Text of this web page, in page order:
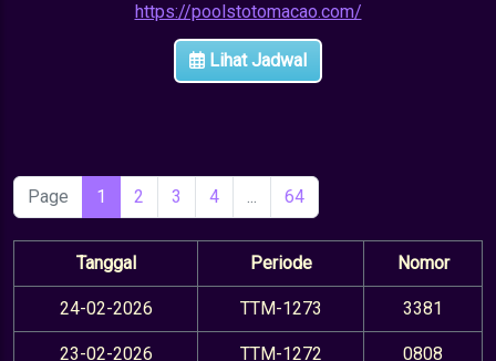
https://poolstotomacao.com/
Lihat Jadwal
Page 1 2 3 4 ... 64
Tanggal Periode Nomor
24-02-2026 TTM-1273 3381
23-02-2026 TTM-1272 0808